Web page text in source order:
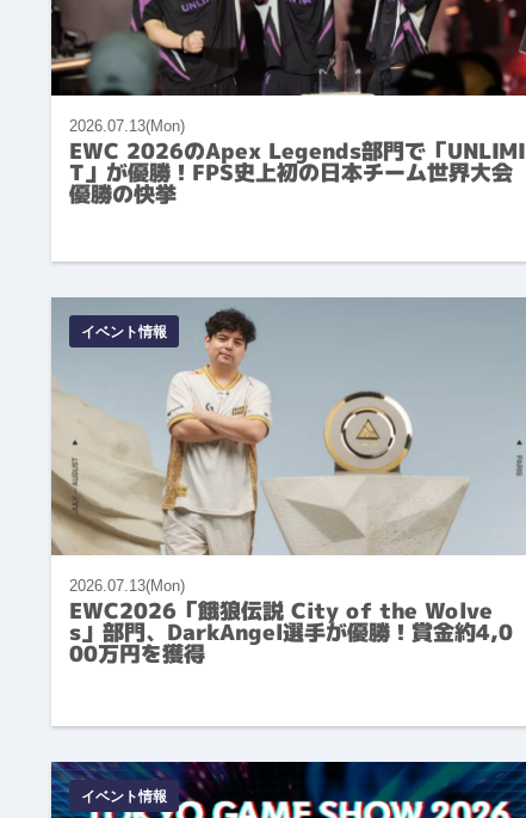
2026.07.13(Mon)
EWC 2026のApex Legends部門で「UNLIMI
T」が優勝！FPS史上初の日本チーム世界大会
優勝の快挙
イベント情報
2026.07.13(Mon)
EWC2026「餓狼伝説 City of the Wolve
s」部門、DarkAngel選手が優勝！賞金約4,0
00万円を獲得
イベント情報